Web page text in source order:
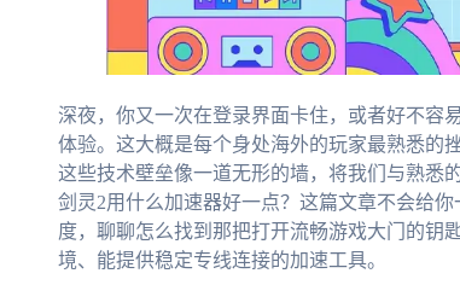
深夜，你又一次在登录界面卡住，或者好不容
体验。这大概是每个身处海外的玩家最熟悉的
这些技术壁垒像一道无形的墙，将我们与熟悉
剑灵2用什么加速器好一点？这篇文章不会给
度，聊聊怎么找到那把打开流畅游戏大门的钥
境、能提供稳定专线连接的加速工具。